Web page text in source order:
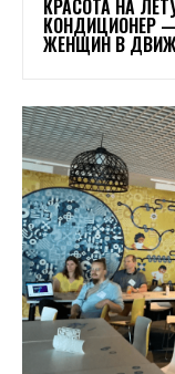
КРАСОТА НА
КОНДИЦИОНЕР
ЖЕНЩИН В